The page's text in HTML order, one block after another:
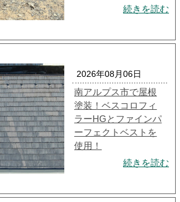
続きを読む
2026年08月06日
南アルプス市で屋根
塗装！ベスコロフィ
ラーHGとファインパ
ーフェクトベストを
使用！
続きを読む